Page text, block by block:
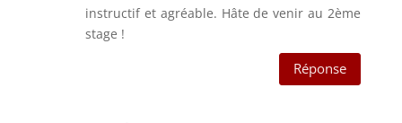
instructif et agréable. Hâte de venir au 2ème
stage !
Réponse